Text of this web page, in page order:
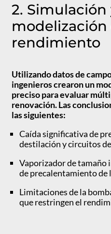
2. Simulación
modelización
rendimiento
Utilizando datos de
ingenieros crearon un
preciso para evaluar
renovación. Las
las siguientes:
Caída significativa de
destilación y circuitos
Vaporizador de tamaño
de precalentamiento de
Limitaciones de la
que restringen el